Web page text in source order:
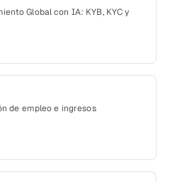
Global con IA: KYB, KYC y
de empleo e ingresos